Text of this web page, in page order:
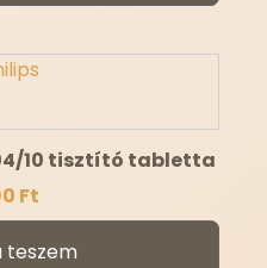
10 tisztító tabletta
Ft
teszem